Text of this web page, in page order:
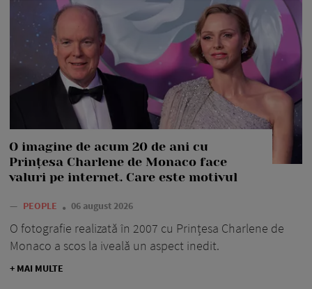
O imagine de acum 20 de ani cu
Prințesa Charlene de Monaco face
valuri pe internet. Care este motivul
— PEOPLE 06 august 2026
O fotografie realizată în 2007 cu Prințesa Charlene de
Monaco a scos la iveală un aspect inedit.
+ MAI MULTE